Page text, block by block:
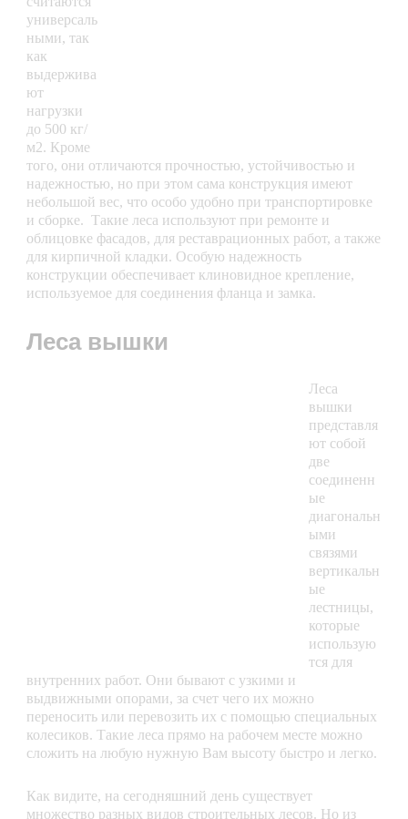
универсаль
ными, так
как
выдержива
ют
нагрузки
до 500 кг/
м2. Кроме
того, они отличаются прочностью, устойчивостью и
надежностью, но при этом сама конструкция имеют
небольшой вес, что особо удобно при транспортировке
и сборке. Такие леса используют при ремонте и
облицовке фасадов, для реставрационных работ, а также
для кирпичной кладки. Особую надежность
конструкции обеспечивает клиновидное крепление,
используемое для соединения фланца и замка.
Леса вышки
Леса
вышки
представля
ют собой
две
соединенн
ые
диагональн
ыми
связями
вертикальн
ые
лестницы,
которые
использую
тся для
внутренних работ. Они бывают с узкими и
выдвижными опорами, за счет чего их можно
переносить или перевозить их с помощью специальных
колесиков. Такие леса прямо на рабочем месте можно
сложить на любую нужную Вам высоту быстро и легко.
Как видите, на сегодняшний день существует
множество разных видов строительных лесов. Но из